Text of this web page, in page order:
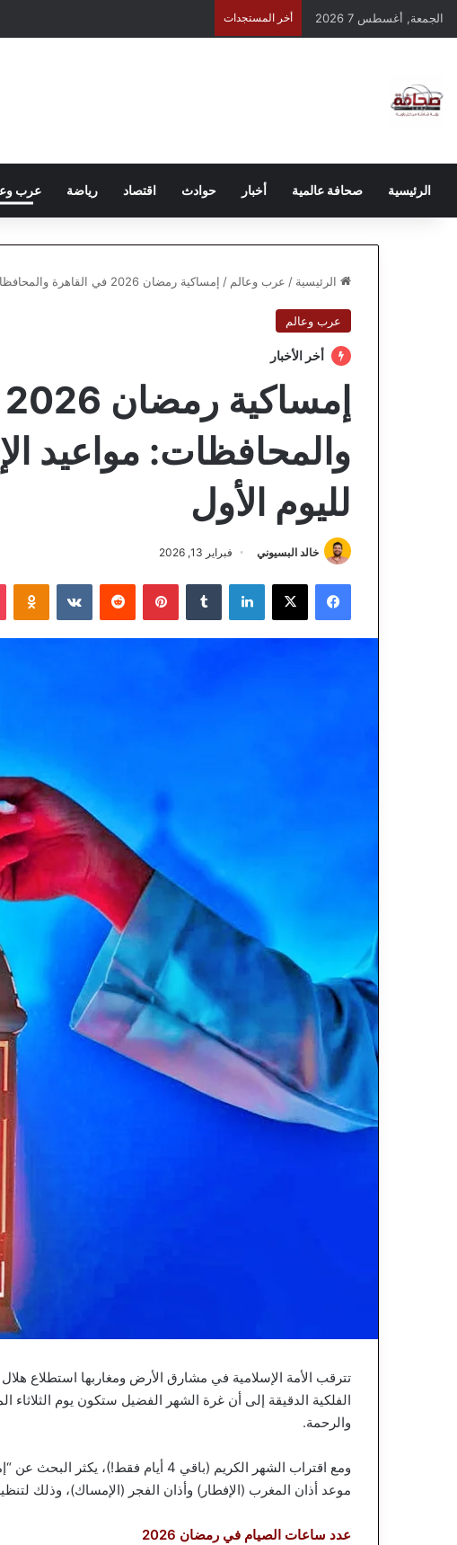
الجمعة, أغسطس 7 2026 أخر المستجدات
الرئيسية صحافة عالمية أخبار حوادث اقتصاد رياضة عرب
الرئيسية / عرب وعالم / إمساكية رمضان 2026 في القاهرة والمحافظات: مواعيد الإفطار والسحور لليوم الأول
عرب وعالم
أخر الأخبار
والمحافظات: مواعيد
لليوم الأول
خالد البسيوني فبراير 13, 2026
فيسبوك لينكدإن بينتيريست
والرحمة.
ومع اقتراب الشهر الكريم (باقي 4 أيام
موعد أذان المغرب (الإفطار) وأذان الفجر (الإمساك)، وذلك لتنظيم
عدد ساعات الصيام في رمضان 2026